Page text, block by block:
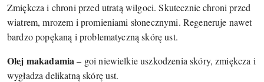
Zmiękcza i chroni przed utratą wilgoci. Skutecznie chroni przed
wiatrem, mrozem i promieniami słonecznymi. Regeneruje nawet
bardzo popękaną i problematyczną skórę ust.
Olej makadamia– goi niewielkie uszkodzenia skóry, zmiękcza i
wygładza delikatną skórę ust.